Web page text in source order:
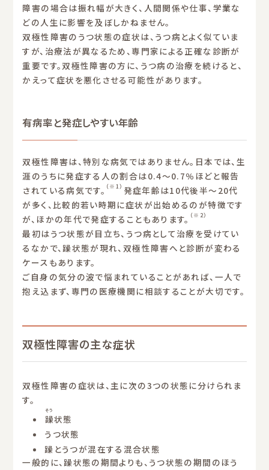
障害の場合は振れ幅が大きく、人間関係や仕事、学業な
どの人生に影響を及ぼしかねません。
双極性障害のうつ状態の症状は、うつ病とよく似ていま
すが、治療法が異なるため、専門家による正確な診断が
重要です。双極性障害の方に、うつ病の治療を続けると、
かえって症状を悪化させる可能性があります。
有病率と発症しやすい年齢
双極性障害は、特別な病気ではありません。日本では、生
涯のうちに発症する人の割合は0.4〜0.7％ほどと報告
されている病気です。 （※1） 発症年齢は10代後半〜20代
が多く、比較的若い時期に症状が出始めるのが特徴です
が、ほかの年代で発症することもあります。 （※2）
最初はうつ状態が目立ち、うつ病として治療を受けてい
るなかで、躁状態が現れ、双極性障害へと診断が変わる
ケースもあります。
ご自身の気分の波で悩まれていることがあれば、一人で
抱え込まず、専門の医療機関に相談することが大切です。
双極性障害の主な症状
双極性障害の症状は、主に次の3つの状態に分けられま
す。
躁
そう
状態
うつ状態
躁とうつが混在する混合状態
一般的に、躁状態の期間よりも、うつ状態の期間のほう